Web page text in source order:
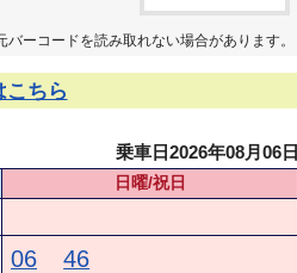
ーコードを読み取れない場合があります。
こちら
乗車日2026年08月06日
日曜/祝日
06 46